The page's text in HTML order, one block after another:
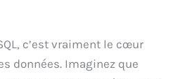
c’est vraiment le cœur
données. Imaginez que